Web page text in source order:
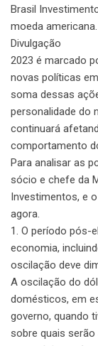
Brasil
moeda
Divulgação
2023 é marcado
novas políticas
soma dessas
personalidade do
continuará
comportamento
Para analisar as
sócio e chefe da
Investimentos, e
agora.
1. O período pós-
economia,
oscilação deve
A oscilação do
domésticos, em
governo, quando
sobre quais